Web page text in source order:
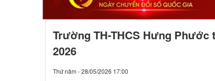
Trường TH-THCS Hưng Phước
2026
Thứ năm - 28/05/2026 17:00